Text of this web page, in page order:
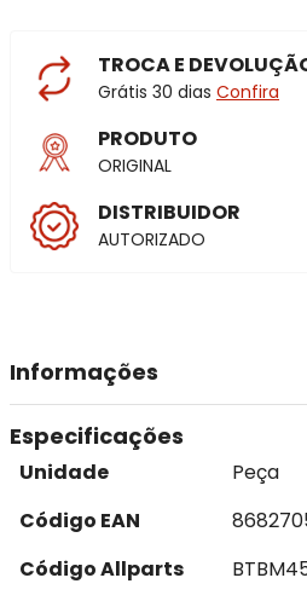
TROCA E
Grátis 30 dias Confira
PRODUTO
ORIGINAL
DISTRIBUIDOR
AUTORIZADO
Informações
Especificações
Unidade
Peça
Código EAN
Código Allparts